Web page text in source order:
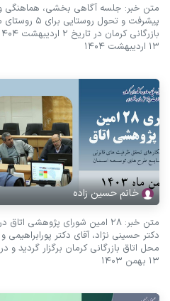
متن خبر: جلسه آگاهی بخشی، هماهنگی و
پیشرفت و
بازرگانی کرمان در تاریخ 2 اردیبهشت 1404 برگزار گردید. در این جلسه آق...
13 اردیبهشت 1404
خانم حسین زاده
دکتر حسینی نژاد، آقای دکتر
محل اتاق بازرگانی کرمان برگزار گردید و
13 بهمن 1403